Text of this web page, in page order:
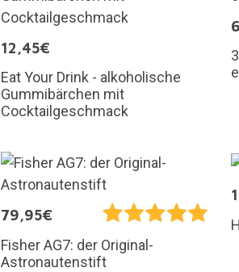
12,45€
Eat Your Drink - alkoholische
Gummibärchen mit
Cocktailgeschmack
79,95€
Fisher AG7: der Original-
Astronautenstift